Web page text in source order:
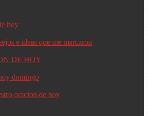
hoy
e ideas que me marcaron
DE HOY
domingo
oracion de hoy